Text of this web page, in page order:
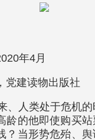
年4月
党建读物出版社
人类处于危机的
龄的他即使购买
？当形势危殆、